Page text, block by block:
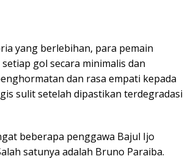
yang berlebihan, para pemain
gol secara minimalis dan
dan rasa empati kepada
sulit setelah dipastikan terdegradasi
beberapa penggawa Bajul Ijo
satunya adalah Bruno Paraiba.